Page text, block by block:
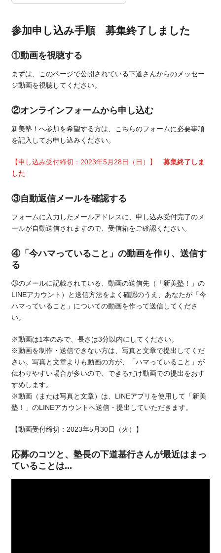
参加申し込み手順 募集終了しました
①動画を視聴する
まずは、このページで公開されている下道さんからのメッセー
ジ動画を視聴してください。
②オンラインフォームから申し込む
新美塾！へ参加を希望する方は、こちらのフォームに必要事項
を記入してお申し込みください。
【申し込み受付締切：2023年5月28日（日）】 募集終了しま
した
③自動返信メールを確認する
フォームに入力したメールアドレスに、申し込み受付完了のメ
ールが自動送信されますので、受信箱をご確認ください。
④「今ハマっていること」の動画を作り、送信す
る
③のメールに記載されている、動画の送信先（「新美塾！」の
LINEアカウント）と送信方法をよく確認のうえ、あなたが「今
ハマっていること」についての動画を作って送信してくださ
い。
※動画は1本のみで、長さは3分以内にしてください。
※動画を制作・送信できない方は、写真と文章で提出してくだ
さい。写真と文章よりも動画の方が、「ハマっていること」が
伝わりやすい場合が多いので、できるだけ動画での提出をおす
すめします。
※動画（または写真と文章）は、LINEアプリを使用して「新美
塾！」のLINEアカウントへ送信・提出していただきます。
【動画受付締切：2023年5月30日（火）】
応募のコツと、塾長の下道基行さんが最近はまっ
ていることは...